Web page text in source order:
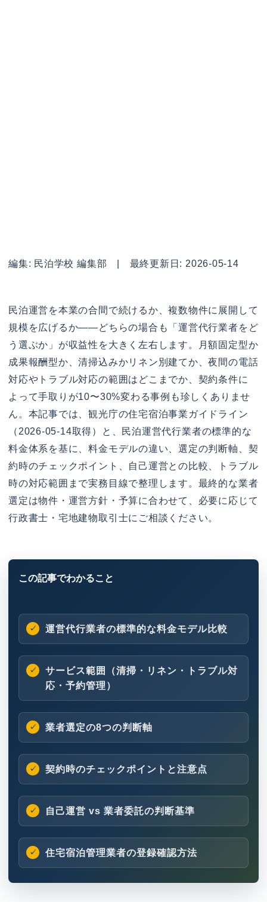
編集: 民泊学校 編集部 | 最終更新日: 2026-05-14
民泊運営を本業の合間で続けるか、複数物件に展開して
規模を広げるか——どちらの場合も「運営代行業者をど
う選ぶか」が収益性を大きく左右します。月額固定型か
成果報酬型か、清掃込みかリネン別建てか、夜間の電話
対応やトラブル対応の範囲はどこまでか、契約条件に
よって手取りが10〜30%変わる事例も珍しくありませ
ん。本記事では、観光庁の住宅宿泊事業ガイドライン
（2026-05-14取得）と、民泊運営代行業者の標準的な
料金体系を基に、料金モデルの違い、選定の判断軸、契
約時のチェックポイント、自己運営との比較、トラブル
時の対応範囲まで実務目線で整理します。最終的な業者
選定は物件・運営方針・予算に合わせて、必要に応じて
行政書士・宅地建物取引士にご相談ください。
運営代行業者の標準的な料金モデル比較
サービス範囲（清掃・リネン・トラブル対
応・予約管理）
業者選定の8つの判断軸
契約時のチェックポイントと注意点
自己運営 vs 業者委託の判断基準
住宅宿泊管理業者の登録確認方法